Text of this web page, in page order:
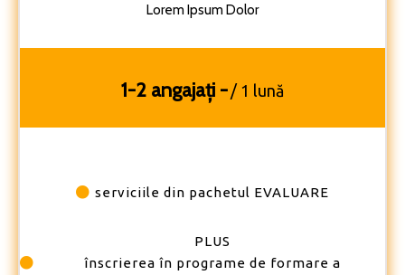
Lorem Ipsum Dolor
1-2 angajați - / 1 lună
serviciile din pachetul EVALUARE
PLUS
înscrierea în programe de formare a